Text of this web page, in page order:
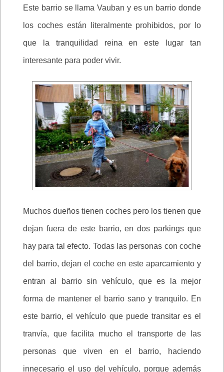
Este barrio se llama Vauban y es un barrio donde
los coches están literalmente prohibidos, por lo
que la tranquilidad reina en este lugar tan
interesante para poder vivir.
Muchos dueños tienen coches pero los tienen que
dejan fuera de este barrio, en dos parkings que
hay para tal efecto. Todas las personas con coche
del barrio, dejan el coche en este aparcamiento y
entran al barrio sin vehículo, que es la mejor
forma de mantener el barrio sano y tranquilo. En
este barrio, el vehículo que puede transitar es el
tranvía, que facilita mucho el transporte de las
personas que viven en el barrio, haciendo
innecesario el uso del vehículo, porque además